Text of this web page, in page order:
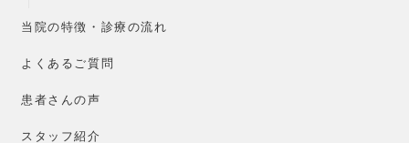
当院の特徴・診療の流れ
よくあるご質問
患者さんの声
スタッフ紹介